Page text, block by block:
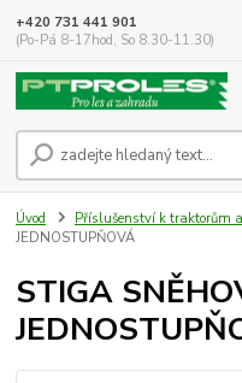
+420 731 441 901
(Po-Pá 8-17hod, So 8.30-11.30)
Úvod Příslušenství k traktorům
JEDNOSTUPŇOVÁ
STIGA